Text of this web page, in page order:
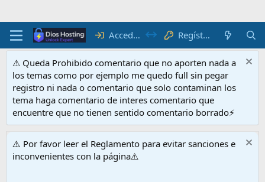
Acceder R
e
g
ís
tra
te
⚠ Queda Prohibido comentario que no aporten nada a
los temas como por ejemplo me quedo full sin pegar
registro ni nada o comentario que solo contaminan los
tema haga comentario de interes comentario que
encuentre que no tienen sentido comentario borrado⚡
⚠️ Por favor leer el Reglamento para evitar sanciones e
inconvenientes con la página⚠️